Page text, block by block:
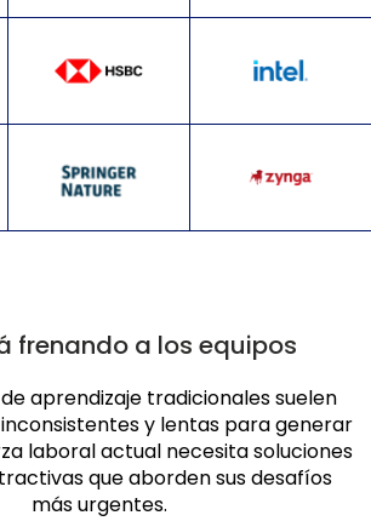
frenando a los equipos
aprendizaje tradicionales suelen
y lentas para generar
laboral actual necesita soluciones
que aborden sus desafíos
más urgentes.